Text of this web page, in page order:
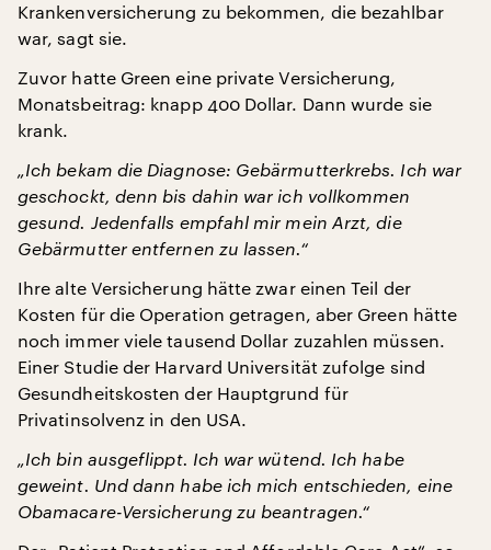
Krankenversicherung zu bekommen, die bezahlbar
war, sagt sie.
Zuvor hatte Green eine private Versicherung,
Monatsbeitrag: knapp 400 Dollar. Dann wurde sie
krank.
„Ich bekam die Diagnose: Gebärmutterkrebs. Ich war
geschockt, denn bis dahin war ich vollkommen
gesund. Jedenfalls empfahl mir mein Arzt, die
Gebärmutter entfernen zu lassen.“
Ihre alte Versicherung hätte zwar einen Teil der
Kosten für die Operation getragen, aber Green hätte
noch immer viele tausend Dollar zuzahlen müssen.
Einer Studie der Harvard Universität zufolge sind
Gesundheitskosten der Hauptgrund für
Privatinsolvenz in den USA.
„Ich bin ausgeflippt. Ich war wütend. Ich habe
geweint. Und dann habe ich mich entschieden, eine
Obamacare-Versicherung zu beantragen.“